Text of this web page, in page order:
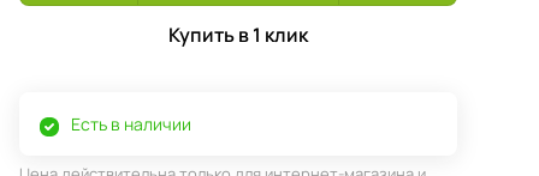
Купить в 1 клик
Есть в наличии